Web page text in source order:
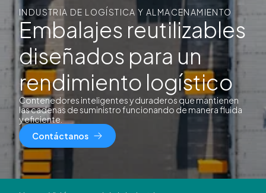
INDUSTRIA DE LOGÍSTICA Y ALMACENAMIENTO
Embalajes reutilizables
diseñados para un
rendimiento logístico
Contenedores inteligentes y duraderos que mantienen
las cadenas de suministro funcionando de manera fluida
y eficiente.
Contáctanos